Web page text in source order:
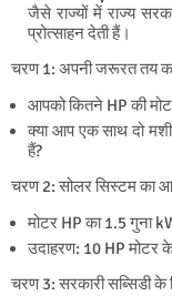
जैसे राज्यों में राज्य
प्रोत्साहन देती हैं।
चरण 1: अपनी जरूरत तय
आपको कितने HP की
क्या आप एक साथ दो
हैं?
चरण 2: सोलर सिस्टम का
मोटर HP का 1.5 गुना
उदाहरण: 10 HP मोटर
चरण 3: सरकारी सब्सिडी